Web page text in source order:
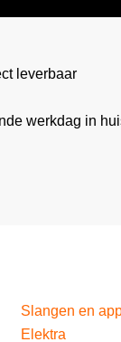
leverbaar
werkdag in
Slangen en
Elektra